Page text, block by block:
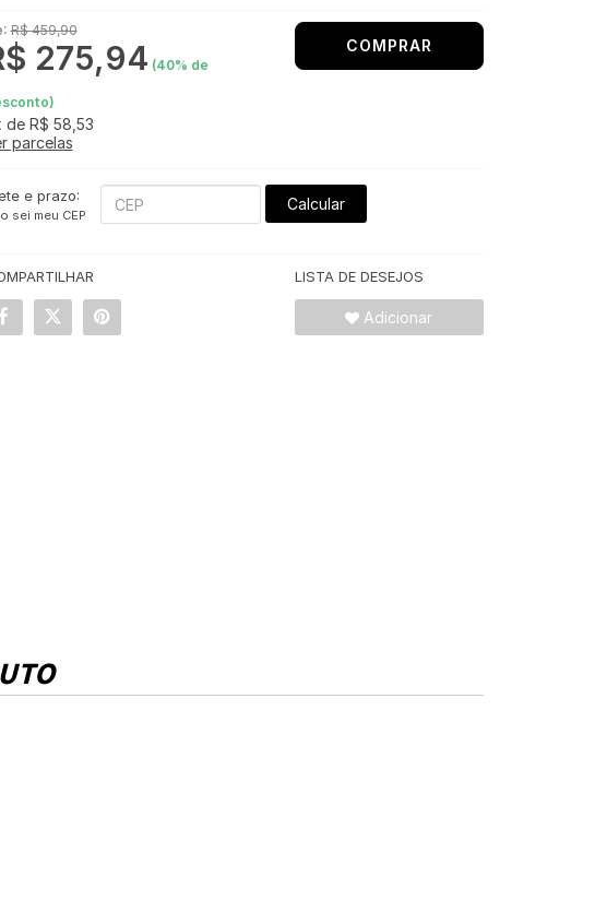
R$ 459,90
275,94 (40% de
de R$ 58,53
parcelas
COMPRAR
e prazo:
sei meu CEP
Calcular
LISTA DE DESEJOS
Adicionar